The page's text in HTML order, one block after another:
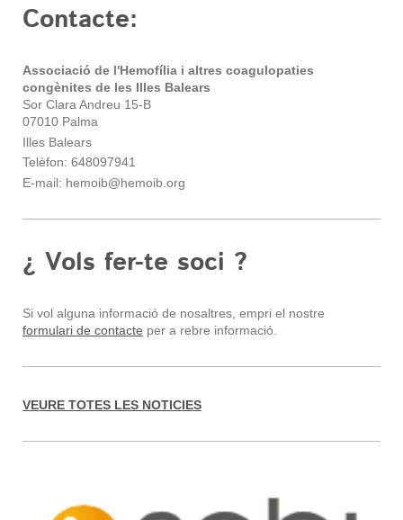
Contacte:
Associació de l'Hemofília i altres coagulopaties
congènites de les Illes Balears
Sor Clara Andreu 15-B
07010 Palma
Illes Balears
Telèfon: 648097941
E-mail: hemoib@hemoib.org
¿ Vols fer-te soci ?
Si vol alguna informació de nosaltres, empri el nostre
formulari de contacte per a rebre informació.
VEURE TOTES LES NOTICIES